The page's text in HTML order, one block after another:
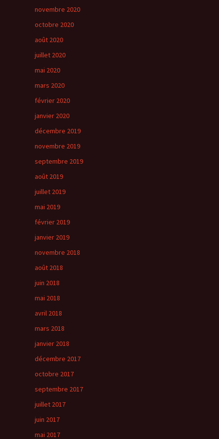
novembre 2020
octobre 2020
août 2020
juillet 2020
mai 2020
mars 2020
février 2020
janvier 2020
décembre 2019
novembre 2019
septembre 2019
août 2019
juillet 2019
mai 2019
février 2019
janvier 2019
novembre 2018
août 2018
juin 2018
mai 2018
avril 2018
mars 2018
janvier 2018
décembre 2017
octobre 2017
septembre 2017
juillet 2017
juin 2017
mai 2017